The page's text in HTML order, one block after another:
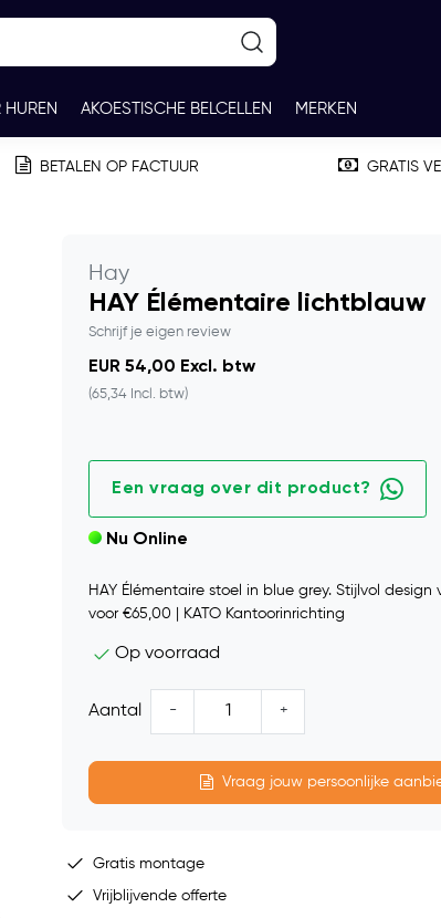
HUREN AKOESTISCHE BELCELLEN MERKEN
BETALEN OP FACTUUR GRATIS
Hay
HAY Élémentaire lichtblauw
Schrijf je eigen review
EUR 54,00 Excl. btw
(65,34 Incl. btw)
Een vraag over dit product?
Nu Online
HAY Élémentaire stoel in blue grey. Stijlvol design
voor €65,00 | KATO Kantoorinrichting
Op voorraad
Aantal - +
Vraag jouw persoonlijke
Gratis montage
Vrijblijvende offerte